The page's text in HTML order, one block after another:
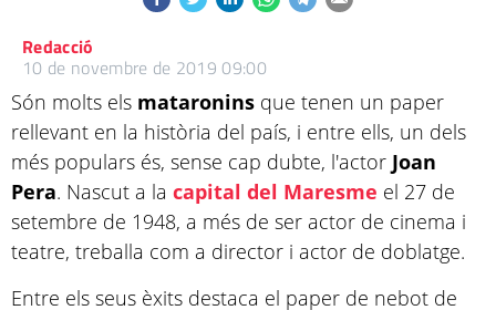
Redacció
10 de novembre de 2019 09:00
Són molts els mataronins que tenen un paper
rellevant en la història del país, i entre ells, un dels
més populars és, sense cap dubte, l'actor Joan
Pera. Nascut a la capital del Maresme el 27 de
setembre de 1948, a més de ser actor de cinema i
teatre, treballa com a director i actor de doblatge.
Entre els seus èxits destaca el paper de nebot de